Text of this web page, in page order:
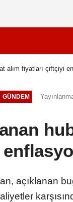
alım fiyatları çiftçiyi
GÜNDEM
açıklanan